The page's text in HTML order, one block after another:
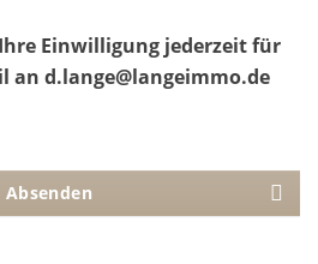
Einwilligung jederzeit für
an d.lange@langeimmo.de
Absenden